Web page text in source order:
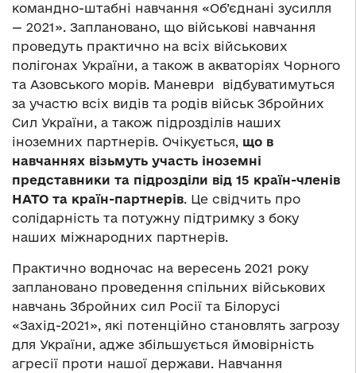
командно-штабні навчання «Об’єднані зусилля
— 2021». Заплановано, що військові навчання
проведуть практично на всіх військових
полігонах України, а також в акваторіях Чорного
та Азовського морів. Маневри відбуватимуться
за участю всіх видів та родів військ Збройних
Сил України, а також підрозділів наших
іноземних партнерів. Очікується, що в
навчаннях візьмуть участь іноземні
представники та підрозділи від 15 країн-членів
НАТО та країн-партнерів. Це свідчить про
солідарність та потужну підтримку з боку
наших міжнародних партнерів.
Практично водночас на вересень 2021 року
заплановано проведення спільних військових
навчань Збройних сил Росії та Білорусі
«Захід-2021», які потенційно становлять загрозу
для України, адже збільшується ймовірність
агресії проти нашої держави. Навчання